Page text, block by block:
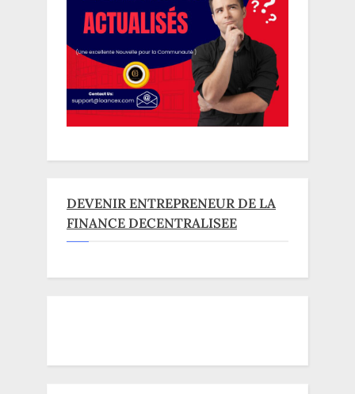
DEVENIR ENTREPRENEUR DE LA
FINANCE DECENTRALISEE